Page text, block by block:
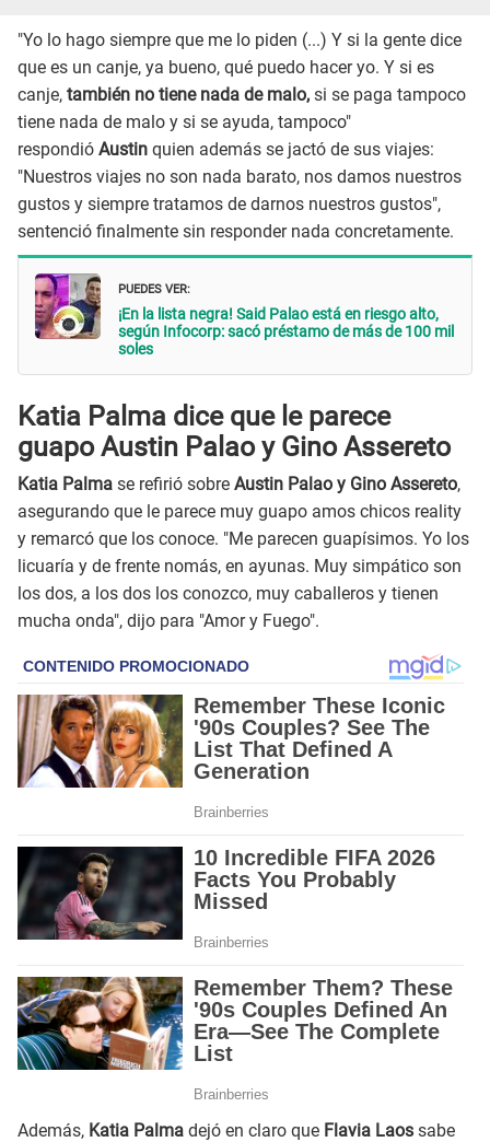
"Yo lo hago siempre que me lo piden (...) Y si la gente dice
que es un canje, ya bueno, qué puedo hacer yo. Y si es
canje, también no tiene nada de malo, si se paga tampoco
tiene nada de malo y si se ayuda, tampoco"
respondió Austin quien además se jactó de sus viajes:
"Nuestros viajes no son nada barato, nos damos nuestros
gustos y siempre tratamos de darnos nuestros gustos",
sentenció finalmente sin responder nada concretamente.
PUEDES VER:
¡En la lista negra! Said Palao está en riesgo alto,
según Infocorp: sacó préstamo de más de 100 mil
soles
Katia Palma dice que le parece
guapo Austin Palao y Gino Assereto
Katia Palma se refirió sobre Austin Palao y Gino Assereto,
asegurando que le parece muy guapo amos chicos reality
y remarcó que los conoce. "Me parecen guapísimos. Yo los
licuaría y de frente nomás, en ayunas. Muy simpático son
los dos, a los dos los conozco, muy caballeros y tienen
mucha onda", dijo para "Amor y Fuego".
Además, Katia Palma dejó en claro que Flavia Laos sabe